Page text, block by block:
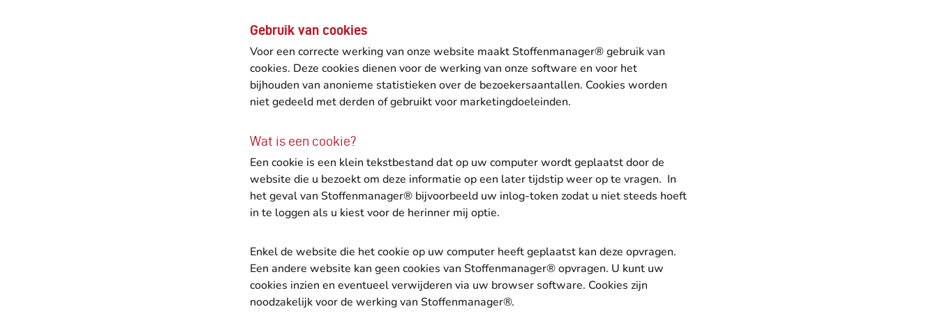
Gebruik van cookies
Voor een correcte werking van onze website maakt Stoffenmanager® gebruik van
cookies. Deze cookies dienen voor de werking van onze software en voor het
bijhouden van anonieme statistieken over de bezoekersaantallen. Cookies worden
niet gedeeld met derden of gebruikt voor marketingdoeleinden.
Wat is een cookie?
Een cookie is een klein tekstbestand dat op uw computer wordt geplaatst door de
website die u bezoekt om deze informatie op een later tijdstip weer op te vragen. In
het geval van Stoffenmanager® bijvoorbeeld uw inlog-token zodat u niet steeds hoeft
in te loggen als u kiest voor de herinner mij optie.
Enkel de website die het cookie op uw computer heeft geplaatst kan deze opvragen.
Een andere website kan geen cookies van Stoffenmanager® opvragen. U kunt uw
cookies inzien en eventueel verwijderen via uw browser software. Cookies zijn
noodzakelijk voor de werking van Stoffenmanager®.